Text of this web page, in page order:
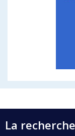
La recherche